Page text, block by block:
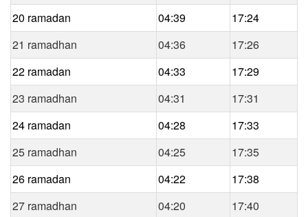
20 ramadan
04:39
17:24
21 ramadhan
04:36
17:26
22 ramadan
04:33
17:29
23 ramadhan
04:31
17:31
24 ramadan
04:28
17:33
25 ramadhan
04:25
17:35
26 ramadan
04:22
17:38
27 ramadhan
04:20
17:40